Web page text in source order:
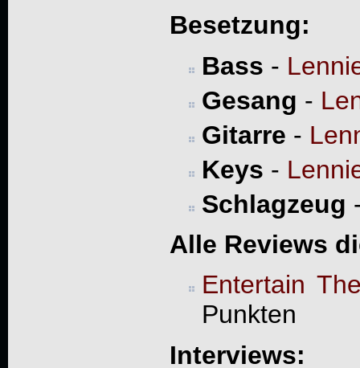
Besetzung:
Bass -
Gesang -
Gitarre -
Keys -
Schlagzeug
Alle Reviews
Entertain
Punkten
Interviews: